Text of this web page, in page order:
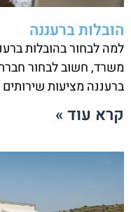
הובלות ברעננה
למה לבחור בהובלות
משרד, חשוב לבחור
ברעננה מציעות
קרא עוד »